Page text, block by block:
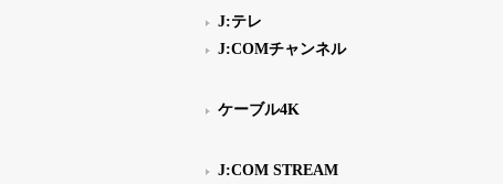
J:テレ
J:COMチャンネル
ケーブル4K
J:COM STREAM